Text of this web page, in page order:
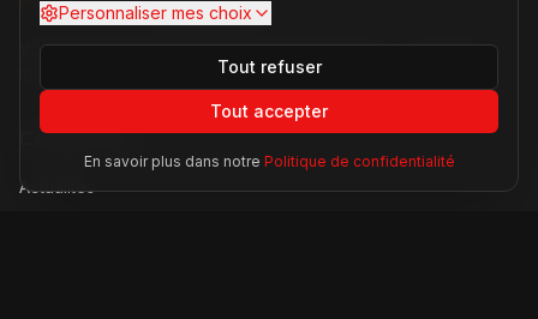
Votre source d'actualités sur l'univers Ferrari. F1, nouveaux
modèles, histoire légendaire.
Catégories
Actualités
Personnaliser mes choix
Tout refuser
Tout accepter
En savoir plus dans notre Politique de confidentialité